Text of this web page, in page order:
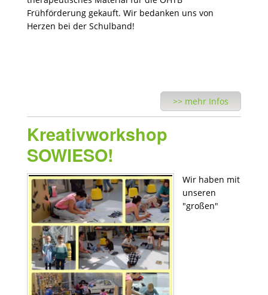
Frühförderung gekauft. Wir bedanken uns von
Herzen bei der Schulband!
>> mehr Infos
Kreativworkshop
SOWIESO!
Wir haben mit
unseren
"großen"